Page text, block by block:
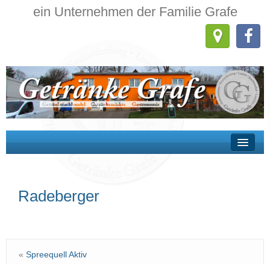
ein Unternehmen der Familie Grafe
Getränkehandel
Radeberger
« Spreequell Aktiv